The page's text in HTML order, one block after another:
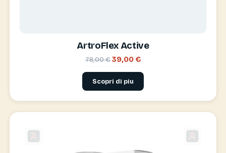
ArtroFlex Active
78,00 €39,00 €
Scopri di piu